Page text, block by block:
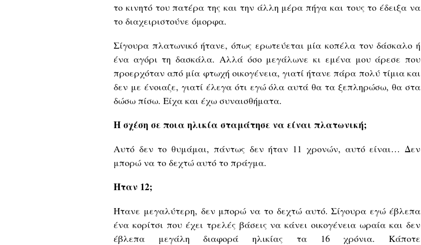
το κινητό του πατέρα της και την άλλη μέρα πήγα και τους το έδειξα να
το διαχειριστούνε όμορφα.
Σίγουρα πλατωνικό ήτανε, όπως ερωτεύεται μία κοπέλα τον δάσκαλο ή
ένα αγόρι τη δασκάλα. Αλλά όσο μεγάλωνε κι εμένα μου άρεσε που
προερχόταν από μία φτωχή οικογένεια, γιατί ήτανε πάρα πολύ τίμια και
δεν με ένοιαζε, γιατί έλεγα ότι εγώ όλα αυτά θα τα ξεπληρώσω, θα στα
δώσω πίσω. Είχα και έχω συναισθήματα.
Η σχέση σε ποια ηλικία σταμάτησε να είναι πλατωνική;
Αυτό δεν το θυμάμαι, πάντως δεν ήταν 11 χρονών, αυτό είναι… Δεν
μπορώ να το δεχτώ αυτό το πράγμα.
Ήταν 12;
Ήτανε μεγαλύτερη, δεν μπορώ να το δεχτώ αυτό. Σίγουρα εγώ έβλεπα
ένα κορίτσι που έχει τρελές βάσεις να κάνει οικογένεια ωραία και δεν
έβλεπα μεγάλη διαφορά ηλικίας τα 16 χρόνια. Κάποτε